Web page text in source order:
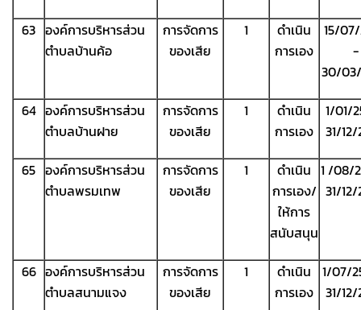
63 องค์การบริหารส่วน
ตำบลบ้านค้อ
การจัดการ
ของเสีย
1
ดำเนิน
การเอง
15/
-
30/
64 องค์การบริหารส่วน
ตำบลบ้านฝาย
การจัดการ
ของเสีย
1
ดำเนิน
การเอง
1/01/
31/
65 องค์การบริหารส่วน
ตำบลพรมเทพ
การจัดการ
ของเสีย
1
ดำเนิน
การเอง/
ให้การ
สนับสนุน
1 /08/
31/
66 องค์การบริหารส่วน
ตำบลสนามแจง
การจัดการ
ของเสีย
1
ดำเนิน
การเอง
1/07/
31/